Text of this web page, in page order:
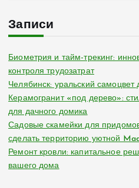
Записи
Биометрия и тайм-трекинг:
контроля трудозатрат
Челябинск: уральский самоцвет
Керамогранит «под дерево»:
для дачного домика
Садовые скамейки для
сделать территорию уютной
Ремонт кровли: капитальное
вашего дома